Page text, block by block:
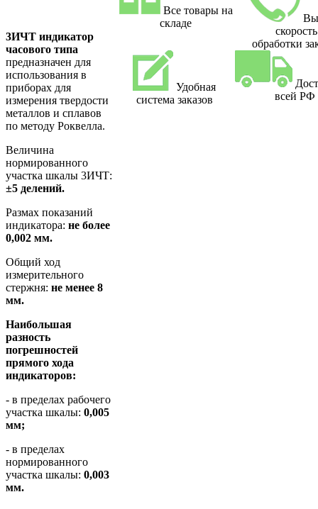
3ИЧТ индикатор
часового типа
предназначен для
использования в
приборах для
измерения твердости
металлов и сплавов
по методу Роквелла.
Величина
нормированного
участка шкалы 3ИЧТ:
±5 делений.
Размах показаний
индикатора: не более
0,002 мм.
Общий ход
измерительного
стержня: не менее 8
мм.
Наибольшая
разность
погрешностей
прямого хода
индикаторов:
- в пределах рабочего
участка шкалы: 0,005
мм;
- в пределах
нормированного
участка шкалы: 0,003
мм.
Все товары на
складе
скорость
обработки
Удобная
система заказов
всей РФ